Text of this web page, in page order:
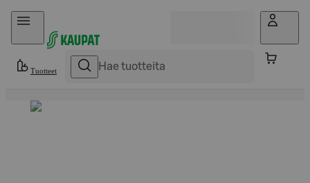
Hyppää sisältöön
Tuotteet